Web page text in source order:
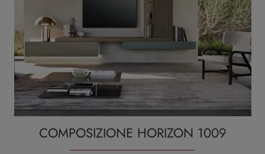
COMPOSIZIONE HORIZON 1009